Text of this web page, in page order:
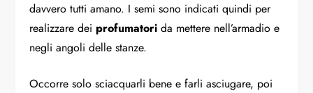
davvero tutti amano. I semi sono indicati quindi per
realizzare dei profumatori da mettere nell’armadio e
negli angoli delle stanze.
Occorre solo sciacquarli bene e farli asciugare, poi